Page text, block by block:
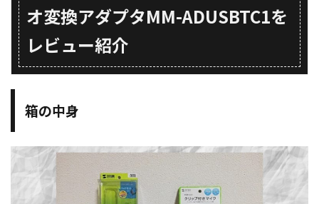
オ変換アダプタMM-ADUSBTC1を
レビュー紹介
箱の中身